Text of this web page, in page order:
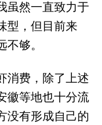
虽然一直致力于
型，但目前来
够。
消费，除了上述
徽等地也十分流
没有形成自己的